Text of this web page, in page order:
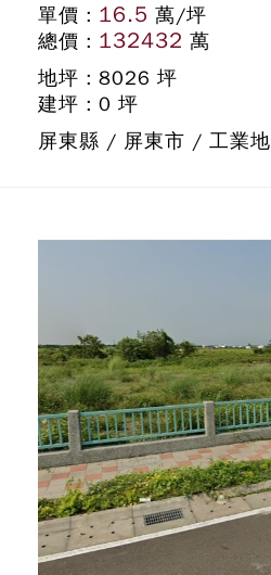
單價 : 16.5 萬/坪
總價 : 132432 萬
地坪 : 8026 坪
建坪 : 0 坪
屏東縣 / 屏東市 / 工業地